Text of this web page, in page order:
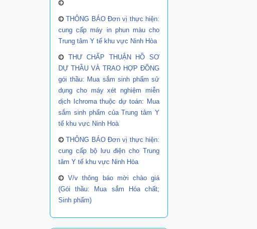
THÔNG BÁO Đơn vị thực hiện:
cung cấp máy in phun màu cho
Trung tâm Y tế khu vực Ninh Hòa
THƯ CHẤP THUẬN HỒ SƠ
DỰ THẦU VÀ TRAO HỢP ĐỒNG
gói thầu: Mua sắm sinh phẩm sử
dụng cho máy xét nghiệm miễn
dịch Ichroma thuộc dự toán: Mua
sắm sinh phẩm của Trung tâm Y
tế khu vực Ninh Hoà
THÔNG BÁO Đơn vị thực hiện:
cung cấp bộ lưu điện cho Trung
tâm Y tế khu vực Ninh Hòa
V/v thông báo mời chào giá
(Gói thầu: Mua sắm Hóa chất;
Sinh phẩm)